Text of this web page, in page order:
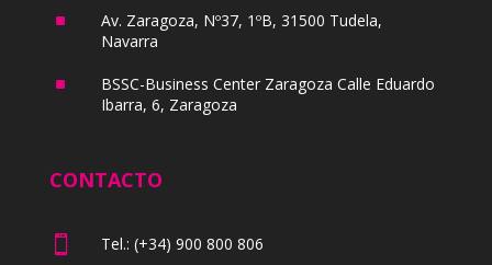
^
Av. Zaragoza, Nº37, 1ºB, 31500 Tudela,
Navarra
^
BSSC-Business Center Zaragoza Calle Eduardo
Ibarra, 6, Zaragoza
CONTACTO
 Tel.: (+34) 900 800 806